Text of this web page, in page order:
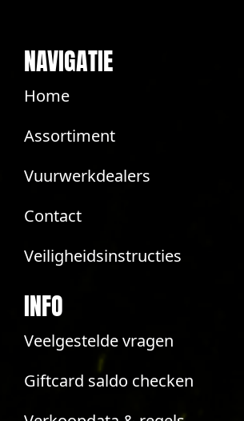
NAVIGATIE
Home
Assortiment
Vuurwerkdealers
Contact
Veiligheidsinstructies
INFO
Veelgestelde vragen
Giftcard saldo checken